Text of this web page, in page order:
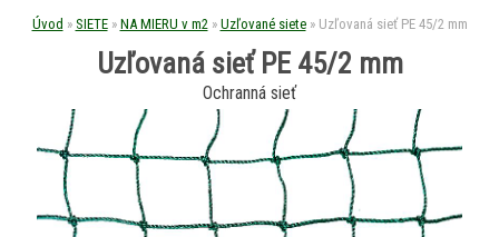
Úvod » SIETE » NA MIERU v m2 » Uzľované siete » Uzľovaná sieť PE 45/2 mm
Uzľovaná sieť PE 45/2 mm
Ochranná sieť